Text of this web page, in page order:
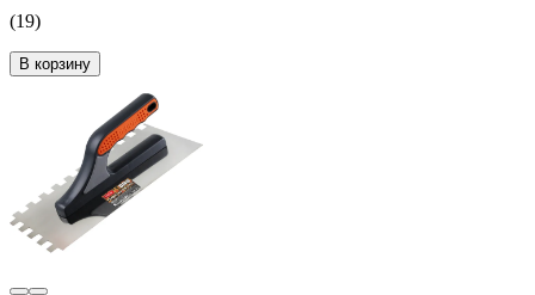
(19)
В корзину